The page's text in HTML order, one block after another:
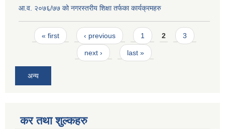
आ.व. २०७६/७७ को नगरस्तरीय शिक्षा तर्फका कार्यक्रमहरु
Pages
« first ‹ previous 1 2 3
next › last »
अन्य
कर तथा शुल्कहरु